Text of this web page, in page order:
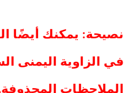
نصيحة: يمكنك أيضًا
في الزاوية اليمنى
الملاحظات